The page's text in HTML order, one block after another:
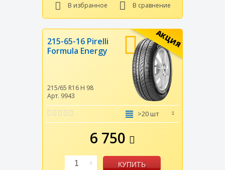
В избранное В сравнение
АКЦИЯ
215-65-16 Pirelli
Formula Energy
215/65 R16 H 98
Арт. 9943
>20 шт
6 750
1 КУПИТЬ